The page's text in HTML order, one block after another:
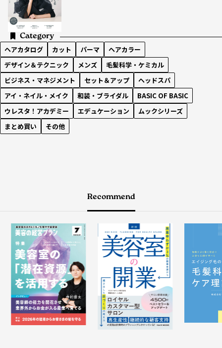
Category
ヘアカタログ カット パーマ
ヘアカラー
デザイン＆テクニック
メンズ
毛髪科学・ケミカル
ビジネス・マネジメント
セット＆アップ
ヘッドスパ
アイ・ネイル・メイク
和装・ブライダル
BASIC OF BASIC
ウレスタ！アカデミー
エデュケーション
ムックシリーズ
まとめ買い
その他
Recommend